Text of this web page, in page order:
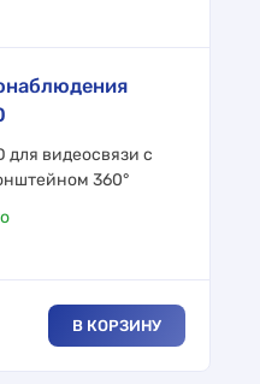
для видеосвязи с
360°
В КОРЗИНУ